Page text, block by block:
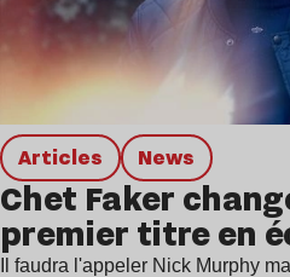
Articles news
Chet Faker
premier titre en
Il faudra l'appeler Nick Murphy